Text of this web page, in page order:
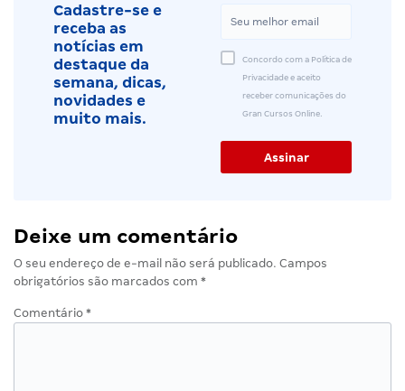
Cadastre-se e
receba as
notícias em
destaque da
semana, dicas,
novidades e
muito mais.
Concordo com a Política de
Privacidade e aceito
receber comunicações do
Gran Cursos Online.
Deixe um comentário
O seu endereço de e-mail não será publicado. Campos
obrigatórios são marcados com *
Comentário *